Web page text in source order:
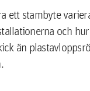
ett stambyte
och
än